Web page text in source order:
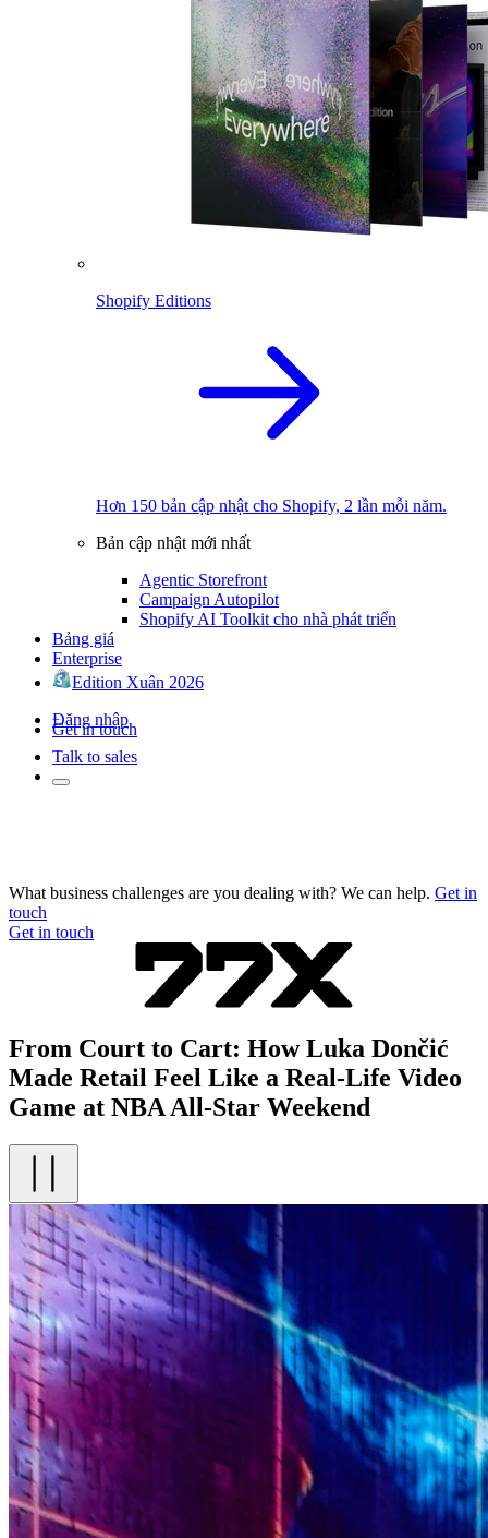
Shopify Editions
Hơn 150 bản cập nhật cho Shopify, 2 lần mỗi năm.
Bản cập nhật mới nhất
Agentic Storefront
Campaign Autopilot
Shopify AI Toolkit cho nhà phát triển
Bảng giá
Enterprise
Edition Xuân 2026
Đăng nhập
Get in touch
Talk to sales
What business challenges are you dealing with? We can help. Get in
touch
Get in touch
From Court to Cart: How Luka Dončić
Made Retail Feel Like a Real-Life Video
Game at NBA All-Star Weekend